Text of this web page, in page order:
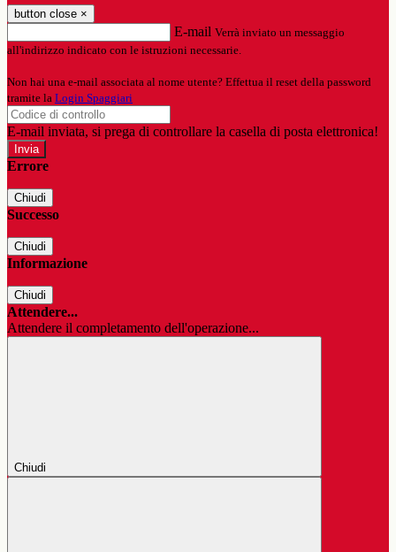
button close ×
E-mail Verrà inviato un messaggio
all'indirizzo indicato con le istruzioni necessarie.
Non hai una e-mail associata al nome utente? Effettua il reset della password
tramite la Login Spaggiari
E-mail inviata, si prega di controllare la casella di posta elettronica!
Errore
Chiudi
Successo
Chiudi
Informazione
Chiudi
Attendere...
Attendere il completamento dell'operazione...
Chiudi